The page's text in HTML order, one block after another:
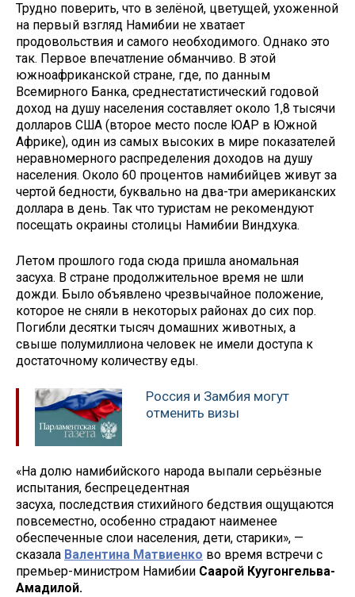
Трудно поверить, что в зелёной, цветущей, ухоженной
на первый взгляд Намибии не хватает
продовольствия и самого необходимого. Однако это
так. Первое впечатление обманчиво. В этой
южноафриканской стране, где, по данным
Всемирного Банка, среднестатистический годовой
доход на душу населения составляет около 1,8 тысячи
долларов США (второе место после ЮАР в Южной
Африке), один из самых высоких в мире показателей
неравномерного распределения доходов на душу
населения. Около 60 процентов намибийцев живут за
чертой бедности, буквально на два-три американских
доллара в день. Так что туристам не рекомендуют
посещать окраины столицы Намибии Виндхука.
Летом прошлого года сюда пришла аномальная
засуха. В стране продолжительное время не шли
дожди. Было объявлено чрезвычайное положение,
которое не сняли в некоторых районах до сих пор.
Погибли десятки тысяч домашних животных, а
свыше полумиллиона человек не имели доступа к
достаточному количеству еды.
Россия и Замбия могут
отменить визы
«На долю намибийского народа выпали серьёзные
испытания, беспрецедентная
засуха, последствия стихийного бедствия ощущаются
повсеместно, особенно страдают наименее
обеспеченные слои населения, дети, старики», —
сказала Валентина Матвиенко во время встречи с
премьер-министром Намибии Саарой Куугонгельва-
Амадилой.